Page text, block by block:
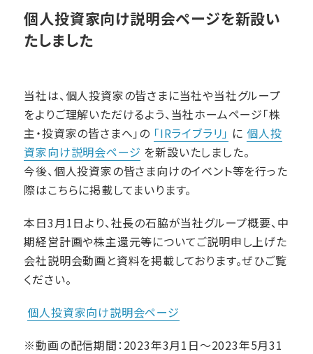
個人投資家向け説明会ページを新設い
たしました
当社は、個人投資家の皆さまに当社や当社グループ
をよりご理解いただけるよう、当社ホームページ「株
主・投資家の皆さまへ」の 「IRライブラリ」 に 個人投
資家向け説明会ページ を新設いたしました。
今後、個人投資家の皆さま向けのイベント等を行った
際はこちらに掲載してまいります。
本日3月1日より、社長の石脇が当社グループ概要、中
期経営計画や株主還元等についてご説明申し上げた
会社説明会動画と資料を掲載しております。ぜひご覧
ください。
個人投資家向け説明会ページ
※動画の配信期間：2023年3月1日～2023年5月31